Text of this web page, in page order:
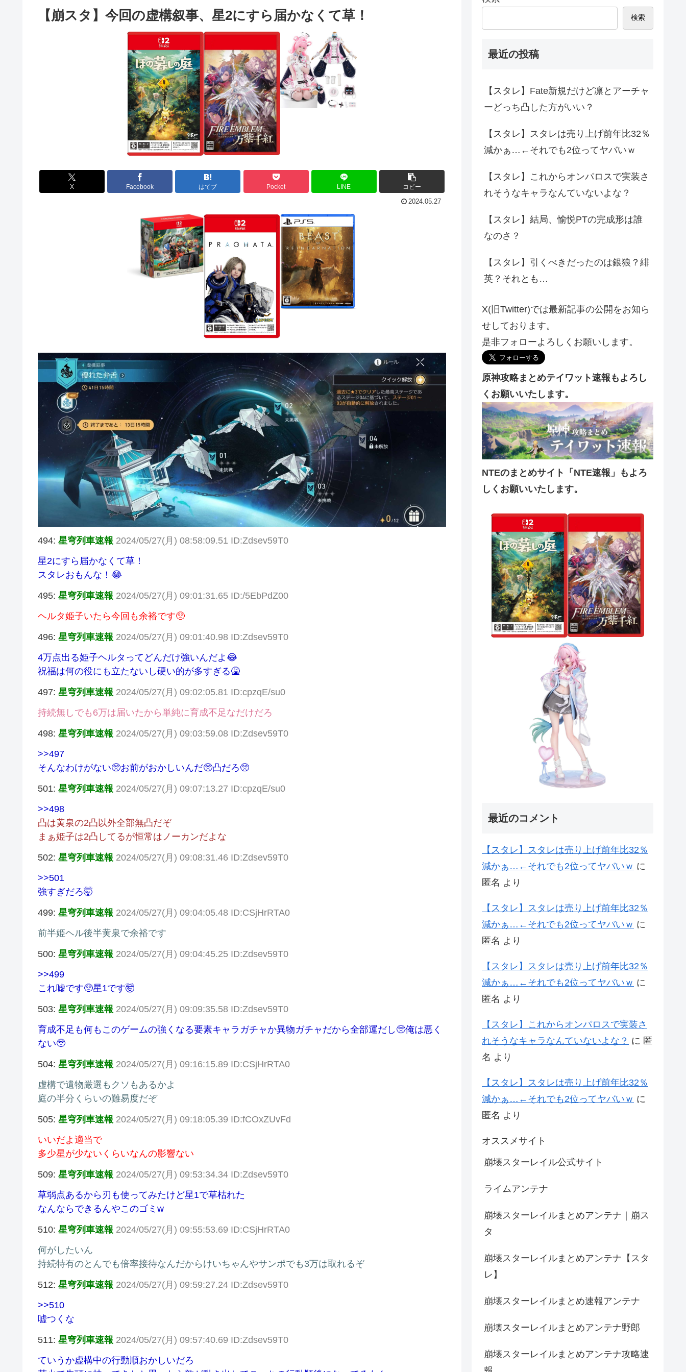
【崩スタ】今回の虚構叙事、星2にすら届かなくて草！
X Facebook はてブ Pocket LINE コピー
2024.05.27
494: 星穹列車速報 2024/05/27(月) 08:58:09.51 ID:Zdsev59T0
星2にすら届かなくて草！
スタレおもんな！😂
495: 星穹列車速報 2024/05/27(月) 09:01:31.65 ID:/5EbPdZ00
ヘルタ姫子いたら今回も余裕です🥺
496: 星穹列車速報 2024/05/27(月) 09:01:40.98 ID:Zdsev59T0
4万点出る姫子ヘルタってどんだけ強いんだよ😂
祝福は何の役にも立たないし硬い的が多すぎる🤮
497: 星穹列車速報 2024/05/27(月) 09:02:05.81 ID:cpzqE/su0
持続無しでも6万は届いたから単純に育成不足なだけだろ
498: 星穹列車速報 2024/05/27(月) 09:03:59.08 ID:Zdsev59T0
>>497
そんなわけがない🥺お前がおかしいんだ🥺凸だろ🥺
501: 星穹列車速報 2024/05/27(月) 09:07:13.27 ID:cpzqE/su0
>>498
凸は黄泉の2凸以外全部無凸だぞ
まぁ姫子は2凸してるが恒常はノーカンだよな
502: 星穹列車速報 2024/05/27(月) 09:08:31.46 ID:Zdsev59T0
>>501
強すぎだろ🤯
499: 星穹列車速報 2024/05/27(月) 09:04:05.48 ID:CSjHrRTA0
前半姫ヘル後半黄泉で余裕です
500: 星穹列車速報 2024/05/27(月) 09:04:45.25 ID:Zdsev59T0
>>499
これ嘘です🥺星1です🤯
503: 星穹列車速報 2024/05/27(月) 09:09:35.58 ID:Zdsev59T0
育成不足も何もこのゲームの強くなる要素キャラガチャか異物ガチャだから全部運だし🥺俺は悪く
ない🥹
504: 星穹列車速報 2024/05/27(月) 09:16:15.89 ID:CSjHrRTA0
虚構で遺物厳選もクソもあるかよ
庭の半分くらいの難易度だぞ
505: 星穹列車速報 2024/05/27(月) 09:18:05.39 ID:fCOxZUvFd
いいだよ適当で
多少星が少ないくらいなんの影響ない
509: 星穹列車速報 2024/05/27(月) 09:53:34.34 ID:Zdsev59T0
草弱点あるから刃も使ってみたけど星1で草枯れた
なんならできるんやこのゴミw
510: 星穹列車速報 2024/05/27(月) 09:55:53.69 ID:CSjHrRTA0
何がしたいん
持続特有のとんでも倍率接待なんだからけいちゃんやサンポでも3万は取れるぞ
512: 星穹列車速報 2024/05/27(月) 09:59:27.24 ID:Zdsev59T0
>>510
嘘つくな
511: 星穹列車速報 2024/05/27(月) 09:57:40.69 ID:Zdsev59T0
ていうか虚構中の行動順おかしいだろ
検索
最近の投稿
【スタレ】Fate新規だけど凛とアーチャ
ーどっち凸した方がいい？
【スタレ】スタレは売り上げ前年比32％
減かぁ…←それでも2位ってヤバいｗ
【スタレ】これからオンパロスで実装さ
れそうなキャラなんていないよな？
【スタレ】結局、愉悦PTの完成形は誰
なのさ？
【スタレ】引くべきだったのは銀狼？緋
英？それとも…
X(旧Twitter)では最新記事の公開をお知ら
せしております。
是非フォローよろしくお願いします。
原神攻略まとめテイワット速報もよろし
くお願いいたします。
NTEのまとめサイト「NTE速報」もよろ
しくお願いいたします。
最近のコメント
【スタレ】スタレは売り上げ前年比32％
減かぁ…←それでも2位ってヤバいｗ に
匿名 より
【スタレ】スタレは売り上げ前年比32％
減かぁ…←それでも2位ってヤバいｗ に
匿名 より
【スタレ】スタレは売り上げ前年比32％
減かぁ…←それでも2位ってヤバいｗ に
匿名 より
【スタレ】これからオンパロスで実装さ
れそうなキャラなんていないよな？ に 匿
名 より
【スタレ】スタレは売り上げ前年比32％
減かぁ…←それでも2位ってヤバいｗ に
匿名 より
オススメサイト
崩壊スターレイル公式サイト
ライムアンテナ
崩壊スターレイルまとめアンテナ｜崩ス
タ
崩壊スターレイルまとめアンテナ【スタ
レ】
崩壊スターレイルまとめ速報アンテナ
崩壊スターレイルまとめアンテナ野郎
崩壊スターレイルまとめアンテナ攻略速